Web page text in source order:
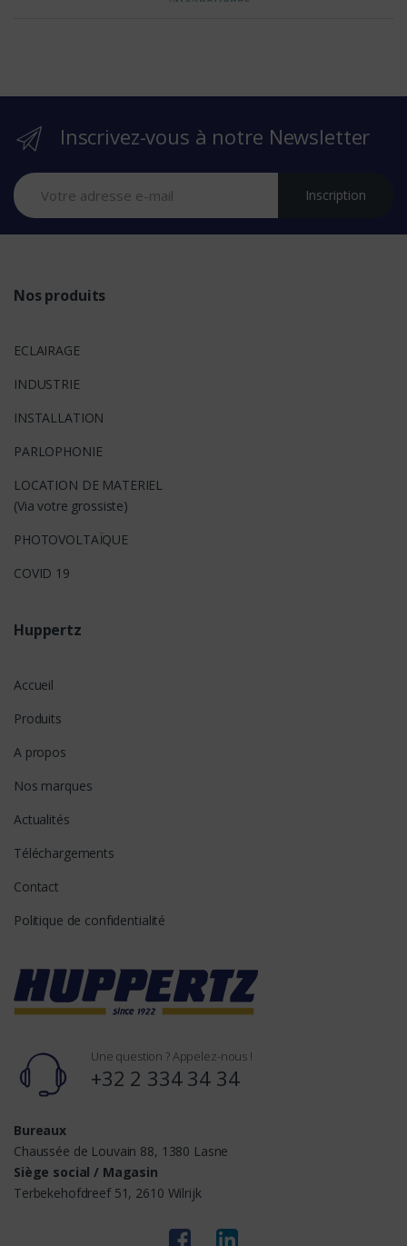
r
Inscrivez-vous à notre Newsletter
Inscription
Nos produits
ECLAIRAGE
INDUSTRIE
INSTALLATION
PARLOPHONIE
LOCATION DE MATERIEL
(Via votre grossiste)
PHOTOVOLTAÏQUE
COVID 19
Huppertz
Accueil
Produits
A propos
Nos marques
Actualités
Téléchargements
Contact
Politique de confidentialité
Une question ? Appelez-nous !
+32 2 334 34 34
Bureaux
Chaussée de Louvain 88, 1380 Lasne
Siège social / Magasin
Terbekehofdreef 51, 2610 Wilrijk